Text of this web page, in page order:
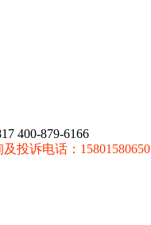
400-879-6166
投诉电话：15801580650